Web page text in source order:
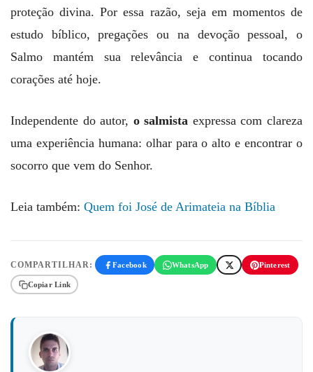
proteção divina. Por essa razão, seja em momentos de
estudo bíblico, pregações ou na devoção pessoal, o
Salmo mantém sua relevância e continua tocando
corações até hoje.
Independente do autor, o salmista expressa com clareza
uma experiência humana: olhar para o alto e encontrar o
socorro que vem do Senhor.
Leia também: Quem foi José de Arimateia na Bíblia
COMPARTILHAR: Facebook WhatsApp Pinterest
Copiar Link